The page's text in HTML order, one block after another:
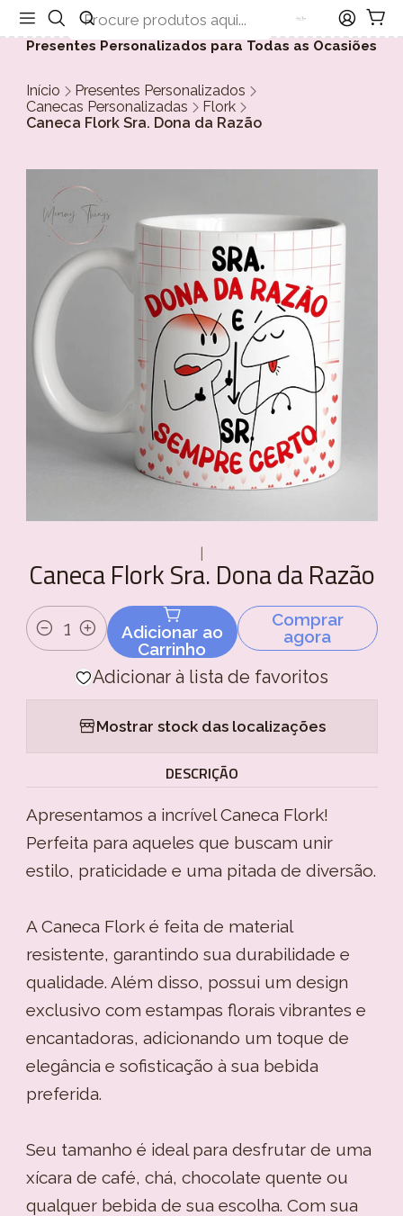
Presentes Personalizados para Todas as Ocasiões
Início
Presentes Personalizados
Canecas Personalizadas
Flork
Caneca Flork Sra. Dona da Razão
Caneca Flork Sra. Dona da Razão
Quantidade
Adicionar ao
Carrinho
Comprar
agora
Adicionar à lista de favoritos
Mostrar stock das localizações
DESCRIÇÃO
Apresentamos a incrível Caneca Flork!
Perfeita para aqueles que buscam unir
estilo, praticidade e uma pitada de diversão.
A Caneca Flork é feita de material
resistente, garantindo sua durabilidade e
qualidade. Além disso, possui um design
exclusivo com estampas florais vibrantes e
encantadoras, adicionando um toque de
elegância e sofisticação à sua bebida
preferida.
Seu tamanho é ideal para desfrutar de uma
xícara de café, chá, chocolate quente ou
qualquer bebida de sua escolha. Com sua